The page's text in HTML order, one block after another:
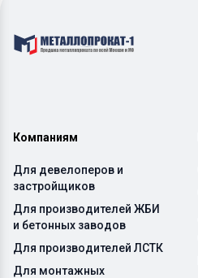
Компаниям
Для девелоперов и
застройщиков
Для производителей ЖБИ
и бетонных заводов
Для производителей ЛСТК
Для монтажных